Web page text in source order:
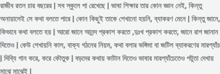
রাজীব রতন চার বছরের | সব স্কুলে পা রেখেছে | ভাষা শিক্ষার তার কোন জ্ঞান নেই, কিন্তু
অনায়াসেই সে কথা বলতে পারে | কোন কিছুই তাকে শেখানো হয়নি, ব্যাকরণ মেনে | কিন্তু জানে,
কিভাবে কথা বলতে হয় | আরো জানে আনন্দ প্রকাশ করতে ,দুঃখ প্রকাশ করতে, জানে রাগ জানান
দিতেও | কেউ শেখায়নি কাল, বাক্য গঠনের নিয়ম, কথা বলার ভঙ্গিমা বা জটিল ব্যাকরণের মারপ্যাঁচ
| দিব্যি গান করে, করে কৌতুক | বড়দের কথায় কাটান দিতেও ভাষার মারপ্যাঁচেতেও পটুতা দেখায়
মাঝে মাঝেই |